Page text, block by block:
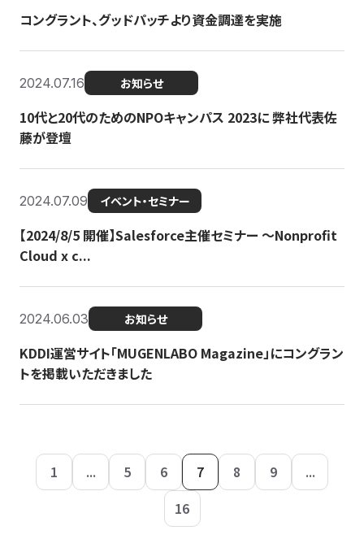
コングラント、グッドパッチより資金調達を実施
2024.07.16 お知らせ
10代と20代のためのNPOキャンパス 2023に 弊社代表佐
藤が登壇
2024.07.09 イベント・セミナー
【2024/8/5 開催】Salesforce主催セミナー 〜Nonprofit
Cloud x c...
2024.06.03 お知らせ
KDDI運営サイト「MUGENLABO Magazine」にコングラン
トを掲載いただきました
1 ... 5 6 7 8 9
...
16